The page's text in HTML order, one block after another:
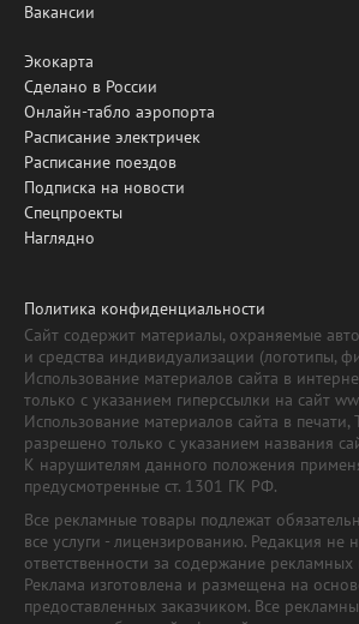
Вакансии
Экокарта
Сделано в России
Онлайн-табло аэропорта
Расписание электричек
Расписание поездов
Подписка на новости
Спецпроекты
Наглядно
Политика конфиденциальности
Сайт содержит материалы, охраняемые
и средства индивидуализации (логотипы,
Использование материалов сайта в
только с указанием гиперссылки на сайт
Использование материалов сайта в
разрешено только с указанием названия
К нарушителям данного положения
предусмотренные ст. 1301 ГК РФ.
Все рекламные товары подлежат
все услуги - лицензированию. Редакция не
ответственности за содержание рекламных
Реклама изготовлена и размещена на
предоставленных заказчиком. Все